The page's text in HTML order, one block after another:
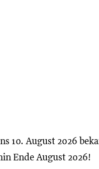
10. August 2026
Ende August 2026!